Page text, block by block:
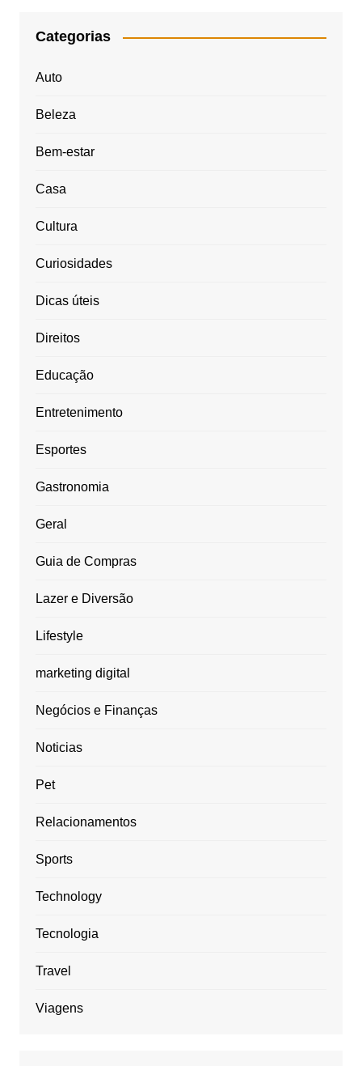
Categorias
Auto
Beleza
Bem-estar
Casa
Cultura
Curiosidades
Dicas úteis
Direitos
Educação
Entretenimento
Esportes
Gastronomia
Geral
Guia de Compras
Lazer e Diversão
Lifestyle
marketing digital
Negócios e Finanças
Noticias
Pet
Relacionamentos
Sports
Technology
Tecnologia
Travel
Viagens